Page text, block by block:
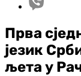
Прва
језик
љета у